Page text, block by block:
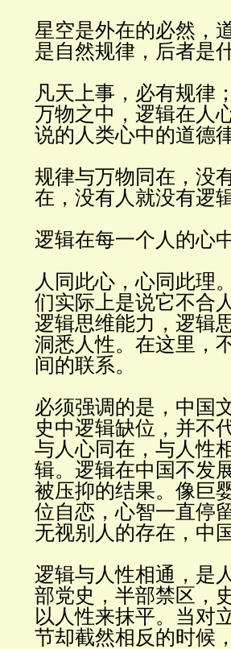
星空是外在的必然，
是自然规律，后者是
凡天上事，必有规律
万物之中，逻辑在人
说的人类心中的道德
规律与万物同在，没
在，没有人就没有逻
逻辑在每一个人的心
人同此心，心同此理
们实际上是说它不合
逻辑思维能力，逻辑
洞悉人性。在这里，
间的联系。
必须强调的是，中国
史中逻辑缺位，并不
与人心同在，与人性
辑。逻辑在中国不发
被压抑的结果。像巨
位自恋，心智一直停
无视别人的存在，中
逻辑与人性相通，是
部党史，半部禁区，
以人性来抹平。当对
节却截然相反的时候